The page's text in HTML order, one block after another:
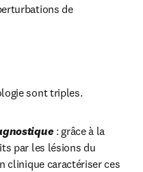
de
sont triples.
: grâce à la
par les lésions du
clinique caractériser ces